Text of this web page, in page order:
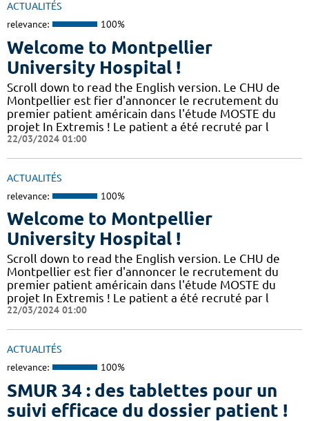
ACTUALITÉS
relevance: 100%
Welcome to Montpellier
University Hospital !
Scroll down to read the English version. Le CHU de
Montpellier est fier d'annoncer le recrutement du
premier patient américain dans l'étude MOSTE du
projet In Extremis ! Le patient a été recruté par l
22/03/2024 01:00
ACTUALITÉS
relevance: 100%
Welcome to Montpellier
University Hospital !
Scroll down to read the English version. Le CHU de
Montpellier est fier d'annoncer le recrutement du
premier patient américain dans l'étude MOSTE du
projet In Extremis ! Le patient a été recruté par l
22/03/2024 01:00
ACTUALITÉS
relevance: 100%
SMUR 34 : des tablettes pour un
suivi efficace du dossier patient !